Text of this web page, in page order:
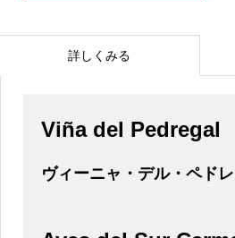
詳しくみる
Viña del Pedregal
ヴィーニャ・デル・ペド